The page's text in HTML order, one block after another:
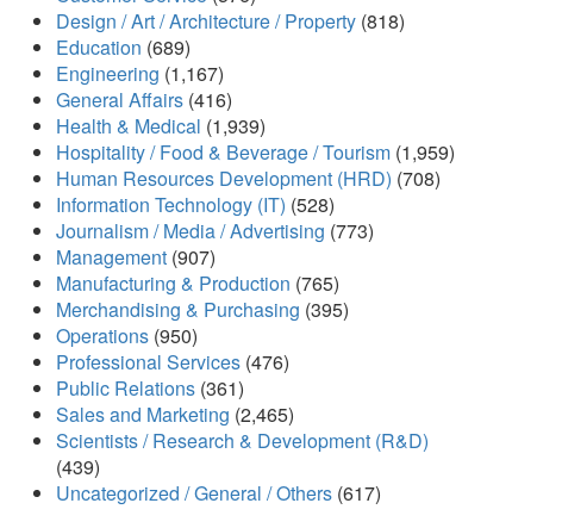
Design / Art / Architecture / Property (818)
Education (689)
Engineering (1,167)
General Affairs (416)
Health & Medical (1,939)
Hospitality / Food & Beverage / Tourism (1,959)
Human Resources Development (HRD) (708)
Information Technology (IT) (528)
Journalism / Media / Advertising (773)
Management (907)
Manufacturing & Production (765)
Merchandising & Purchasing (395)
Operations (950)
Professional Services (476)
Public Relations (361)
Sales and Marketing (2,465)
Scientists / Research & Development (R&D)
(439)
Uncategorized / General / Others (617)